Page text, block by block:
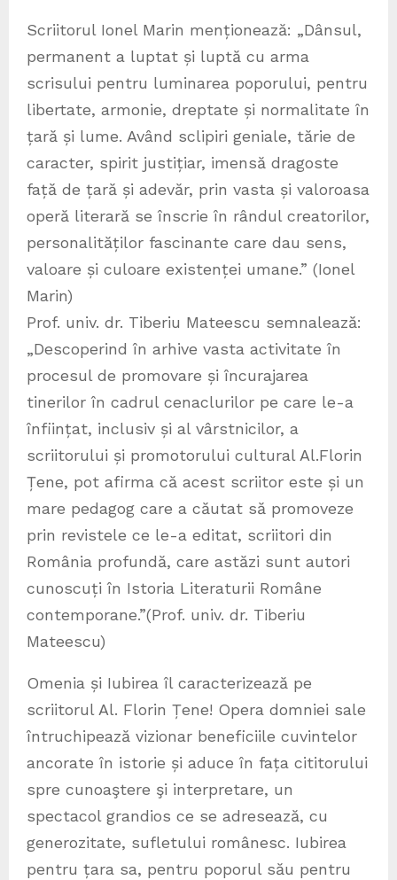
Scriitorul Ionel Marin menționează: „Dânsul,
permanent a luptat și luptă cu arma
scrisului pentru luminarea poporului, pentru
libertate, armonie, dreptate și normalitate în
țară și lume. Având sclipiri geniale, tărie de
caracter, spirit justițiar, imensă dragoste
față de țară și adevăr, prin vasta și valoroasa
operă literară se înscrie în rândul creatorilor,
personalităților fascinante care dau sens,
valoare și culoare existenței umane.” (Ionel
Marin)
Prof. univ. dr. Tiberiu Mateescu semnalează:
„Descoperind în arhive vasta activitate în
procesul de promovare și încurajarea
tinerilor în cadrul cenaclurilor pe care le-a
înființat, inclusiv și al vârstnicilor, a
scriitorului și promotorului cultural Al.Florin
Țene, pot afirma că acest scriitor este și un
mare pedagog care a căutat să promoveze
prin revistele ce le-a editat, scriitori din
România profundă, care astăzi sunt autori
cunoscuți în Istoria Literaturii Române
contemporane.”(Prof. univ. dr. Tiberiu
Mateescu)
Omenia și Iubirea îl caracterizează pe
scriitorul Al. Florin Țene! Opera domniei sale
întruchipează vizionar beneficiile cuvintelor
ancorate în istorie și aduce în fața cititorului
spre cunoaştere şi interpretare, un
spectacol grandios ce se adresează, cu
generozitate, sufletului românesc. Iubirea
pentru țara sa, pentru poporul său pentru